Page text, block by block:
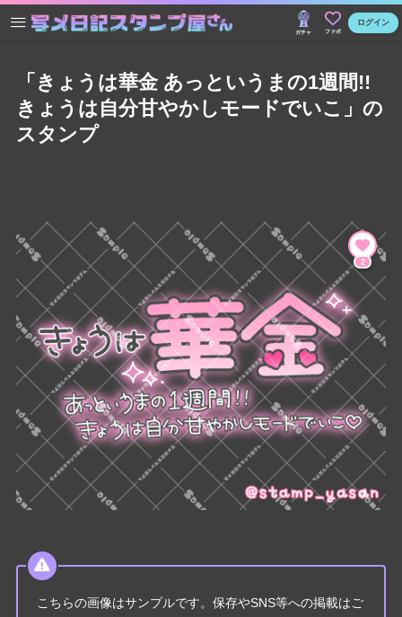
ガチャ ファボ
ログイン
「きょうは華金 あっというまの1週間!!
きょうは自分甘やかしモードでいこ」の
スタンプ
2
こちらの画像はサンプルです。保存やSNS等への掲載はご